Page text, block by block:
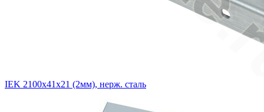
IEK 2100х41х21 (2мм), нерж. сталь